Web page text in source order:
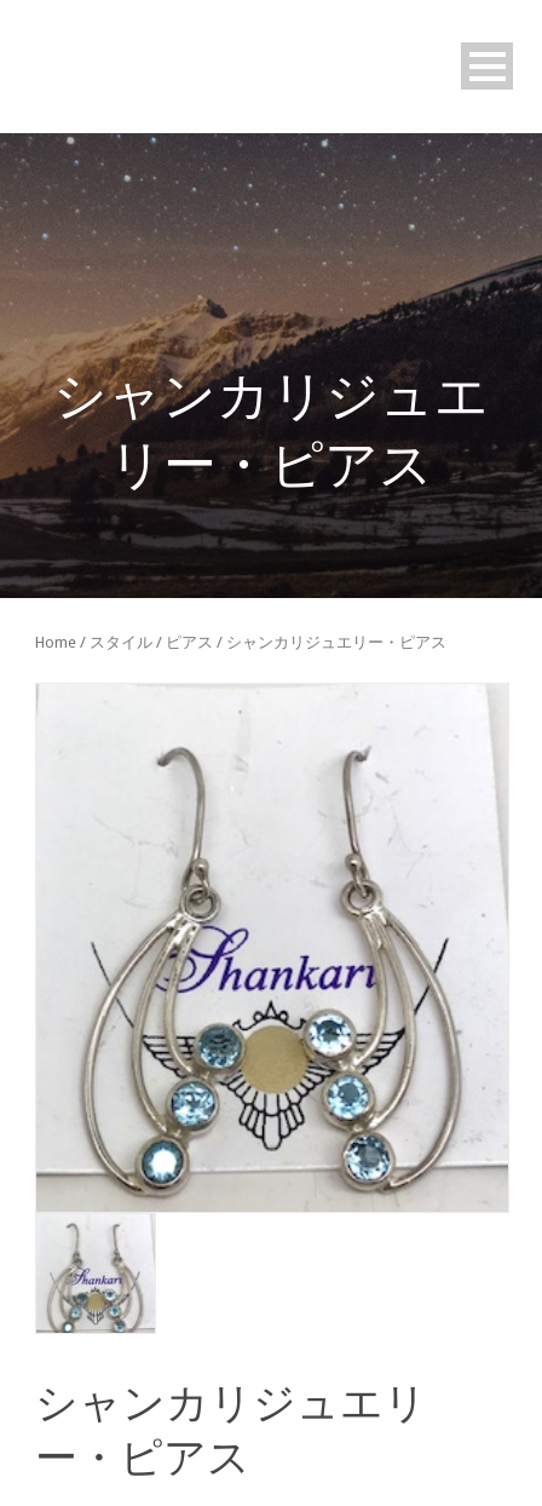
シャンカリジュエ
リー・ピアス
Home / スタイル / ピアス / シャンカリジュエリー・ピアス
シャンカリジュエリ
ー・ピアス